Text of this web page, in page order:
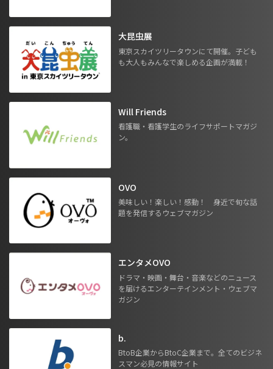
大昆虫展
東京スカイツリータウンにて開催。子ども
も大人もみんなで楽しめる企画が満載！
Will Friends
看護職・看護学生のライフサポートマガジ
ン。
OVO
美味しい！楽しい！感動！ 身近で旬な話
題を発信するウェブマガジン
エンタメOVO
ドラマ・映画・舞台・音楽などのニュース
を届けるエンターテインメント・ウェブマ
ガジン
b.
BtoB企業からBtoC企業まで。全てのビジネ
スマン必見の情報サイト